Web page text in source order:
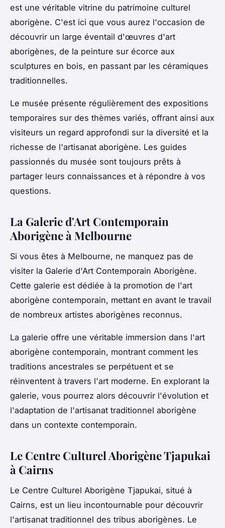
est une véritable vitrine du patrimoine culturel
aborigène. C'est ici que vous aurez l'occasion de
découvrir un large éventail d'œuvres d'art
aborigènes, de la peinture sur écorce aux
sculptures en bois, en passant par les céramiques
traditionnelles.
Le musée présente régulièrement des expositions
temporaires sur des thèmes variés, offrant ainsi aux
visiteurs un regard approfondi sur la diversité et la
richesse de l'artisanat aborigène. Les guides
passionnés du musée sont toujours prêts à
partager leurs connaissances et à répondre à vos
questions.
La Galerie d'Art Contemporain
Aborigène à Melbourne
Si vous êtes à Melbourne, ne manquez pas de
visiter la Galerie d'Art Contemporain Aborigène.
Cette galerie est dédiée à la promotion de l'art
aborigène contemporain, mettant en avant le travail
de nombreux artistes aborigènes reconnus.
La galerie offre une véritable immersion dans l'art
aborigène contemporain, montrant comment les
traditions ancestrales se perpétuent et se
réinventent à travers l'art moderne. En explorant la
galerie, vous pourrez alors découvrir l'évolution et
l'adaptation de l'artisanat traditionnel aborigène
dans un contexte contemporain.
Le Centre Culturel Aborigène Tjapukai
à Cairns
Le Centre Culturel Aborigène Tjapukai, situé à
Cairns, est un lieu incontournable pour découvrir
l'artisanat traditionnel des tribus aborigènes. Le